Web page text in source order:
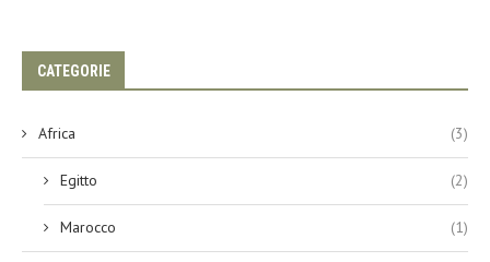
CATEGORIE
Africa (3)
Egitto (2)
Marocco (1)